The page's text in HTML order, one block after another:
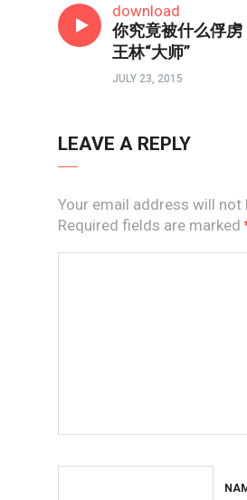
download
你究竟被什么俘
王林“大师”
JULY 23, 2015
LEAVE A REPLY
Your email address will not
Required fields are marked